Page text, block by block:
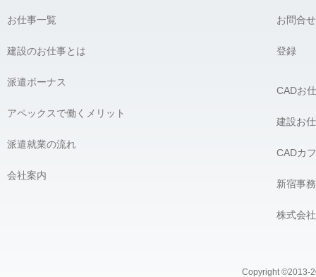
貴殿には、貴殿の個人情報の利用目的の通知、開示、内容の訂
の開示を要求する権利があります。必要な場合には、下記の窓口
【個人情報問合せ窓口】
〒163-1305 東京都新宿区西新宿6-5-1 新宿アイランドタワー5F
Phone：03-4500-4612（平日9:00 〜 18:00） e-mail：
個人情報問合せ窓口責任者 株式会社 アペックス 髙橋 宏
＿＿＿＿＿＿＿＿＿＿＿＿＿＿＿＿
お仕事一覧
建設のお仕事とは
派遣ボーナス
アペックスで働くメリット
派遣就業の流れ
会社案内
お問合せ
登録
CADお
建設お
CADカ
新宿事
株式会
Copyright ©2013-